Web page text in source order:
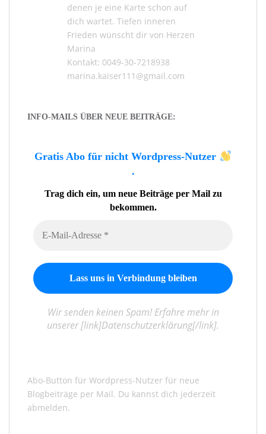
denen je eine Karte schon auf
dich wartet. Tiefen inneren
Frieden wünscht dir von Herzen
Marina
Kontakt: 0049-30-7218938
marina.kaiser111@gmail.com
INFO-MAILS ÜBER NEUE BEITRÄGE:
Gratis Abo für nicht Wordpress-Nutzer
.
Trag dich ein, um neue Beiträge per Mail zu
bekommen.
Wir senden keinen Spam! Erfahre mehr in
unserer [link]Datenschutzerklärung[/link].
Abo-Button für Wordpress-Nutzer für neue
Blogbeiträge per Mail. Du kannst dich jederzeit
abmelden.